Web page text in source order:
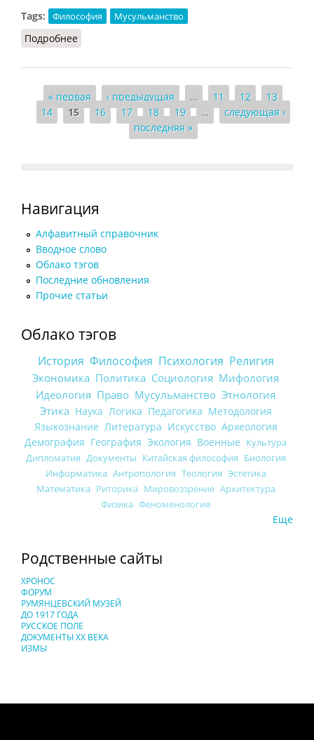
Tags:
Философия Мусульманство
Подробнее
Страницы
« первая ‹ предыдущая … 11 12
13
14
15 16 17 18 19 …
следующая ›
последняя »
Навигация
Алфавитный справочник
Вводное слово
Облако тэгов
Последние обновления
Прочие статьи
Облако тэгов
История Философия Психология Религия
Экономика Политика Социология Мифология
Идеология Право Мусульманство Этнология
Этика Наука Логика Педагогика Методология
Языкознание Литература Искусство Археология
Демография География Экология Военные Культура
Дипломатия Документы Китайская философия Биология
Информатика Антропология Теология Эстетика
Математика Риторика Мировоззрение Архитектура
Физика Феноменология
Еще
Родственные сайты
ХРОНОС
ФОРУМ
РУМЯНЦЕВСКИЙ МУЗЕЙ
ДО 1917 ГОДА
РУССКОЕ ПОЛЕ
ДОКУМЕНТЫ XX ВЕКА
ИЗМЫ